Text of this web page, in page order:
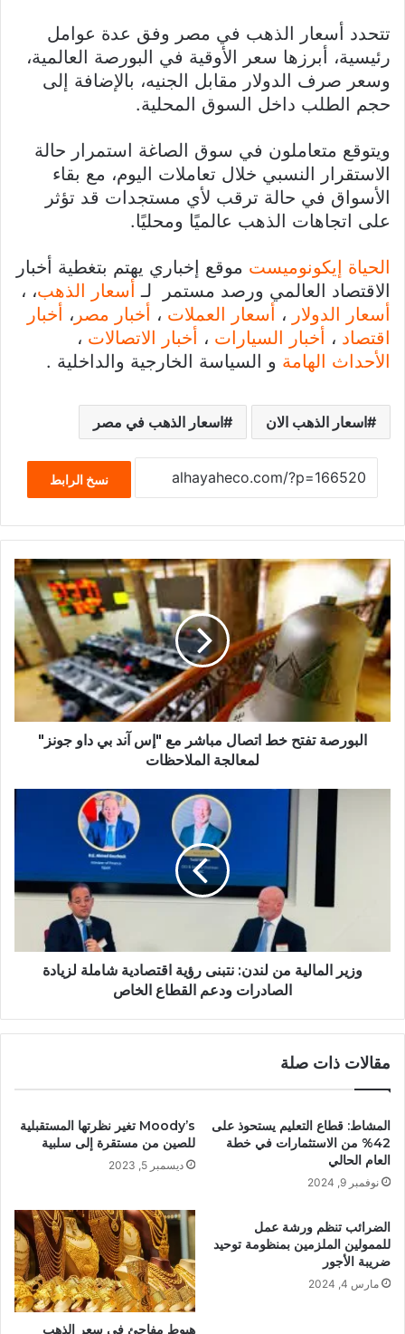
تتحدد أسعار الذهب في مصر وفق عدة عوامل
رئيسية، أبرزها سعر الأوقية في البورصة العالمية،
وسعر صرف الدولار مقابل الجنيه، بالإضافة إلى
حجم الطلب داخل السوق المحلية.
ويتوقع متعاملون في سوق الصاغة استمرار حالة
الاستقرار النسبي خلال تعاملات اليوم، مع بقاء
الأسواق في حالة ترقب لأي مستجدات قد تؤثر
على اتجاهات الذهب عالميًا ومحليًا.
الحياة إيكونوميست موقع إخباري يهتم بتغطية أخبار
الاقتصاد العالمي ورصد مستمر لـ أسعار الذهب، ،
أسعار الدولار ، أسعار العملات ، أخبار مصر ، أخبار
اقتصاد ، أخبار السيارات ، أخبار الاتصالات ،
الأحداث الهامة و السياسة الخارجية والداخلية .
اسعار الذهب الان اسعار الذهب في مصر
نسخ الرابط
البورصة تفتح خط اتصال مباشر مع "إس آند بي داو جونز"
لمعالجة الملاحظات
وزير المالية من لندن: نتبنى رؤية اقتصادية شاملة لزيادة
الصادرات ودعم القطاع الخاص
مقالات ذات صلة
المشاط: قطاع التعليم يستحوذ على
42% من الاستثمارات في خطة
العام الحالي
نوفمبر 9, 2024
Moody’s تغير نظرتها المستقبلية
للصين من مستقرة إلى سلبية
ديسمبر 5, 2023
الضرائب تنظم ورشة عمل
للممولين الملزمين بمنظومة توحيد
ضريبة الأجور
مارس 4, 2024
هبوط مفاجئ فى سعر الذهب